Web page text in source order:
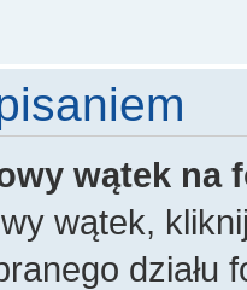
wątek na
wątek,
działu